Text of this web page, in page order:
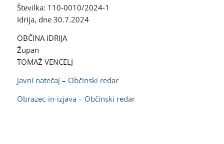
Številka: 110-0010/2024-1
Idrija, dne 30.7.2024
OBČINA IDRIJA
Župan
TOMAŽ VENCELJ
Javni natečaj – Občinski redar
Obrazec-in-izjava – Občinski redar